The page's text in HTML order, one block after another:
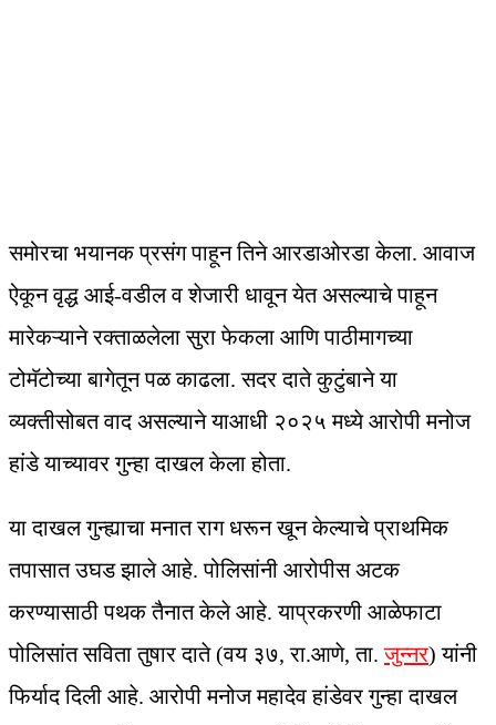
समोरचा भयानक प्रसंग पाहून तिने आरडाओरडा केला. आवाज
ऐकून वृद्ध आई-वडील व शेजारी धावून येत असल्याचे पाहून
मारेकऱ्याने रक्ताळलेला सुरा फेकला आणि पाठीमागच्या
टोमॅटोच्या बागेतून पळ काढला. सदर दाते कुटुंबाने या
व्यक्तीसोबत वाद असल्याने याआधी २०२५ मध्ये आरोपी मनोज
हांडे याच्यावर गुन्हा दाखल केला होता.
या दाखल गुन्ह्याचा मनात राग धरून खून केल्याचे प्राथमिक
तपासात उघड झाले आहे. पोलिसांनी आरोपीस अटक
करण्यासाठी पथक तैनात केले आहे. याप्रकरणी आळेफाटा
पोलिसांत सविता तुषार दाते (वय ३७, रा.आणे, ता.जुन्नर) यांनी
फिर्याद दिली आहे. आरोपी मनोज महादेव हांडेवर गुन्हा दाखल